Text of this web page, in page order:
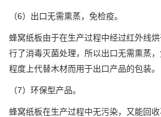
（6）出口无需熏蒸，免检疫。
蜂窝纸板由于在生产过程中经过红外线
行了消毒灭菌处理，所以出口无需熏蒸
程度上代替木材而用于出口产品的包装。
（7）环保型产品。
蜂窝纸板在生产过程中无污染，又能回收